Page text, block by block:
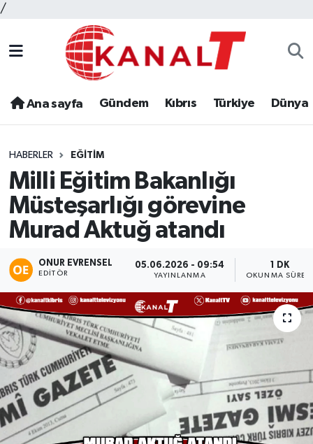
/
Ana sayfa Gündem Kıbrıs Türkiye Dünya
HABERLER EĞITIM
Milli Eğitim Bakanlığı
Müsteşarlığı görevine
Murad Aktuğ atandı
ONUR EVRENSEL
EDITÖR
05.06.2026 - 09:54
YAYINLANMA
1 DK
OKUNMA